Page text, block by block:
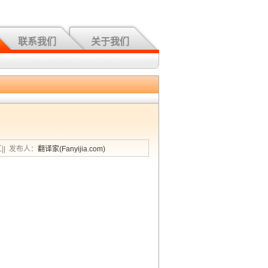
联系我们 关于我们
发布人： 翻译家(Fanyijia.com)